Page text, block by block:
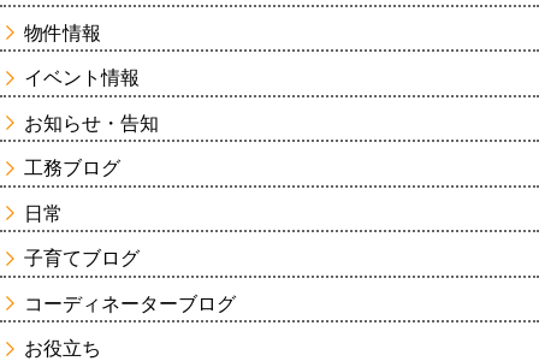
物件情報
イベント情報
お知らせ・告知
工務ブログ
日常
子育てブログ
コーディネーターブログ
お役立ち